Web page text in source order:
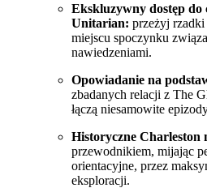
Ekskluzywny dostęp do
Unitarian: przeżyj
miejscu spoczynku
nawiedzeniami.
Opowiadanie na
zbadanych relacji z The
łączą niesamowite
Historyczne Charleston
przewodnikiem, mijając
orientacyjne, przez
eksploracji.